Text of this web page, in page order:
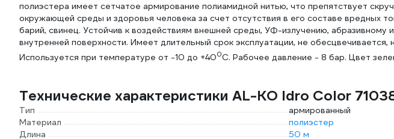
полиэстера имеет сетчатое армирование полиамидной нитью, что препятствует
окружающей среды и здоровья человека за счет отсутствия в его составе вредных
барий, свинец. Устойчив к воздействиям внешней среды, УФ-излучению, абразивному
внутренней поверхности. Имеет длительный срок эксплуатации, не
Используется при температуре от -10 до +400С. Рабочее давление - 8 бар. Цвет
Технические характеристики AL-KO Idro Color
Тип
армированный
Материал
полиэстер
Длина
50 м